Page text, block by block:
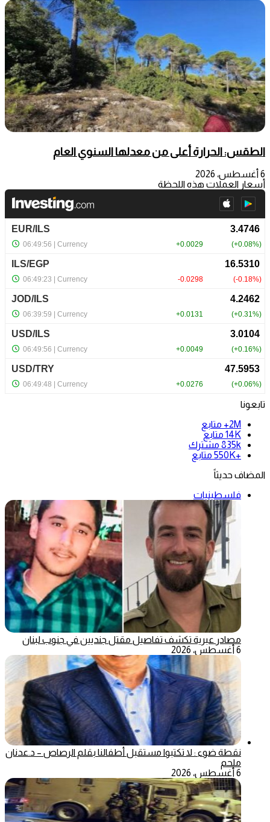
الطقس: الحرارة أعلى من معدلها السنوي العام
6 أغسطس، 2026
أسعار العملات هذه اللحظة
تابعونا
2M+
متابع
14K متابع
835k مشترك
+550K
متابع
المضاف حديثاً
فلسطينيات
مصادر عبرية تكشف تفاصيل مقتل جنديين في جنوب لبنان
6 أغسطس، 2026
نقطة ضوء : لا تكتبوا مستقبل أطفالنا بقلم الرصاص – د.عدنان
ملحم
6 أغسطس، 2026